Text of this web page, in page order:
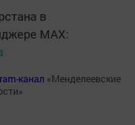
в
MАХ:
канал «Менделеевские